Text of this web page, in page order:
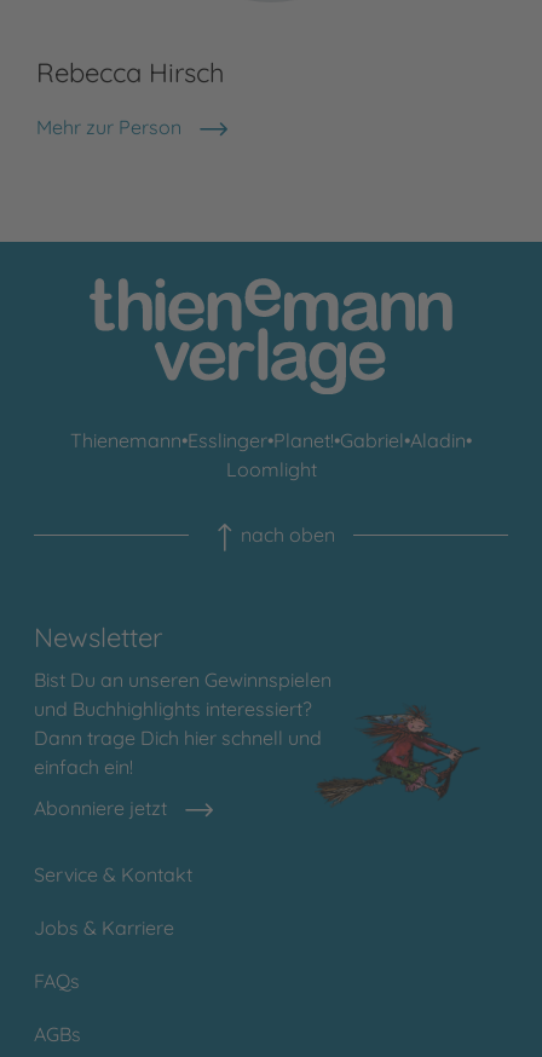
Rebecca Hirsch
Mehr zur Person
Rebecca Hirsch
Thienemann•Esslinger•Planet!•Gabriel•Aladin•
Loomlight
nach oben
Newsletter
Bist Du an unseren Gewinnspielen
und Buchhighlights interessiert?
Dann trage Dich hier schnell und
einfach ein!
Abonniere jetzt
Service & Kontakt
Jobs & Karriere
FAQs
AGBs